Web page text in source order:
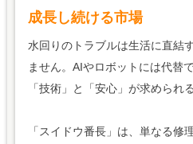
成長し続ける市場
水回りのトラブルは生活に直結
ません。AIやロボットには代替
「技術」と「安心」が求められ
「スイドウ番長」は、単なる修